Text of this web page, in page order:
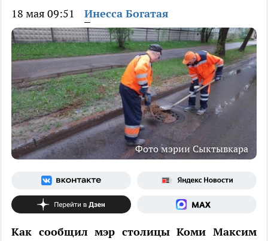
18 мая 09:51 Инесса Богатая
Фото мэрии Сыктывкара
Как сообщил мэр столицы Коми Максим